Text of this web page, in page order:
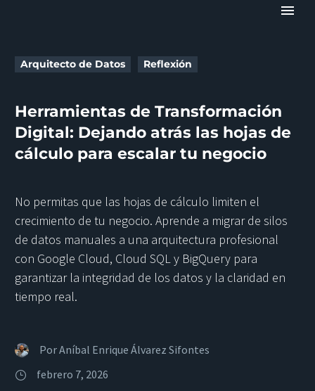
Arquitecto de Datos Reflexión
Herramientas de Transformación
Digital: Dejando atrás las hojas de
cálculo para escalar tu negocio
No permitas que las hojas de cálculo limiten el
crecimiento de tu negocio. Aprende a migrar de silos
de datos manuales a una arquitectura profesional
con Google Cloud, Cloud SQL y BigQuery para
garantizar la integridad de los datos y la claridad en
tiempo real.
PorAníbal Enrique Álvarez Sifontes
febrero 7, 2026